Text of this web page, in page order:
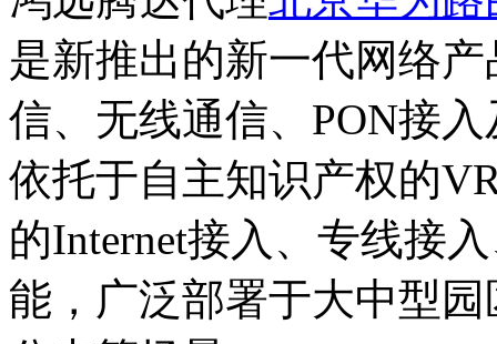
是新推出的新一代网络
信、无线通信、PON接
依托于自主知识产权的
的Internet接入、专线接
能，广泛部署于大中型